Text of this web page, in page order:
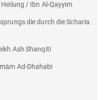
/ Ibn Al-Qayyim
die durch die Scharia
Ash Shanqiti
Ad-Dhahabi